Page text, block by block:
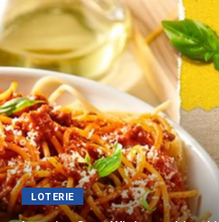
LOTERIE